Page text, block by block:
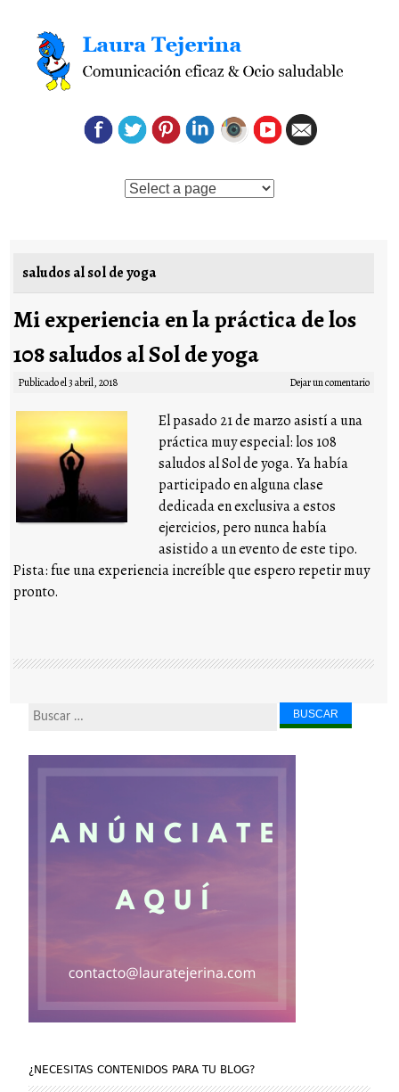
Saltar al contenido
saludos al sol de yoga
Mi experiencia en la práctica de los
108 saludos al Sol de yoga
Publicado el3 abril, 2018 Dejar un comentario
El pasado 21 de marzo asistí a una
práctica muy especial: los 108
saludos al Sol de yoga. Ya había
participado en alguna clase
dedicada en exclusiva a estos
ejercicios, pero nunca había
asistido a un evento de este tipo.
Pista: fue una experiencia increíble que espero repetir muy
pronto.
Buscar...
¿NECESITAS CONTENIDOS PARA TU BLOG?